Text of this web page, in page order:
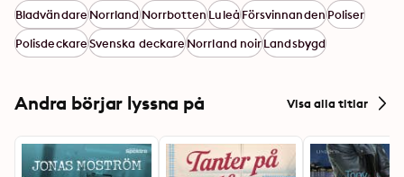
BladvändareNorrlandNorrbottenLuleåFörsvinnandenPoliser
PolisdeckareSvenska deckareNorrland noirLandsbygd
Andra börjar lyssna på Visa alla titlar